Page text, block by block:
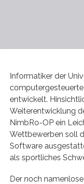
Informatiker der
entwickelt.
Weiterentwicklung
NimbRo-OP ein
Wettbewerben soll
Software
als sportliches
Der noch